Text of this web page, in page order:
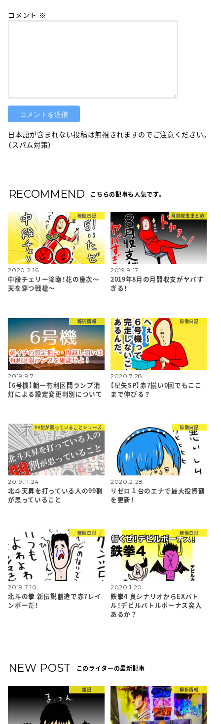
コメント ※
日本語が含まれない投稿は無視されますのでご注意ください。
（スパム対策）
RECOMMEND こちらの記事も人気です。
稼働日記
2020.2.16
中段チェリー降臨！花の慶次～
天を穿つ戦槍～
月間収支まとめ
2019.9.17
2019年8月の月間収支がヤバす
ぎる！
解析情報
2019.9.7
【6号機】朝一有利区間ランプ消
灯による設定変更判別について
稼働日記
2020.7.28
【星矢SP】赤7揃い0回でもここ
まで伸びる？
99割が思っていることシリーズ
2019.11.24
北斗天昇を打っている人の99割
が思っていること
稼働日記
2020.2.28
リゼロ１台のエナで最大投資額
を更新！
稼働日記
2019.7.10
北斗の拳 新伝説創造で赤7レイ
ンボーだ！
稼働日記
2020.1.20
鉄拳4 良シナリオからEXバト
ル！デビルバトルボーナス突入
あるか？
NEW POST このライターの最新記事
雑記 解析情報